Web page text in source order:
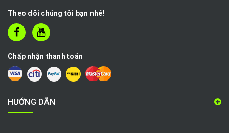
Theo dõi chúng tôi bạn nhé!
Chấp nhận thanh toán
HƯỚNG DẪN